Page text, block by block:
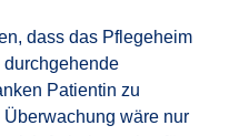
dass das Pflegeheim
durchgehende
Patientin zu
wäre nur